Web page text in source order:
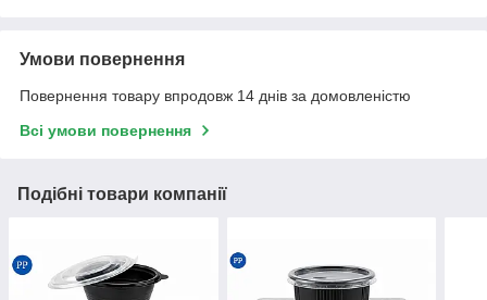
Умови повернення
Повернення товару впродовж 14 днів за домовленістю
Всі умови повернення
Подібні товари компанії